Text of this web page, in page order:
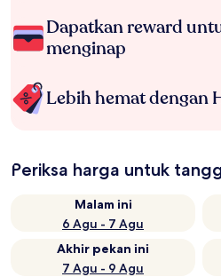
Dapatkan reward
menginap
Lebih hemat dengan
Periksa harga untuk
Malam ini
6 Agu - 7 Agu
Akhir pekan ini
7 Agu - 9 Agu